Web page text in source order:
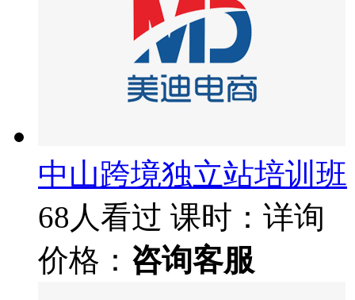
中山跨境独立站培训班
68人看过 课时：详询
价格： 咨询客服